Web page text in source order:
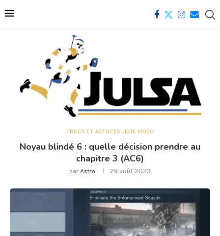
TRUCS ET ASTUCES JEUX VIDÉO
Noyau blindé 6 : quelle décision prendre au
chapitre 3 (AC6)
parAstro 29 août 2023